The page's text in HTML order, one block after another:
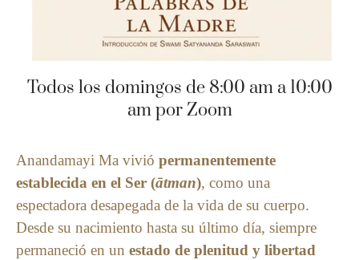
Todos los domingos de 8:00 am a 10:00
am por Zoom
Anandamayi Ma vivió permanentemente
establecida en el Ser (ātman), como una
espectadora desapegada de la vida de su cuerpo.
Desde su nacimiento hasta su último día, siempre
permaneció en un estado de plenitud y libertad